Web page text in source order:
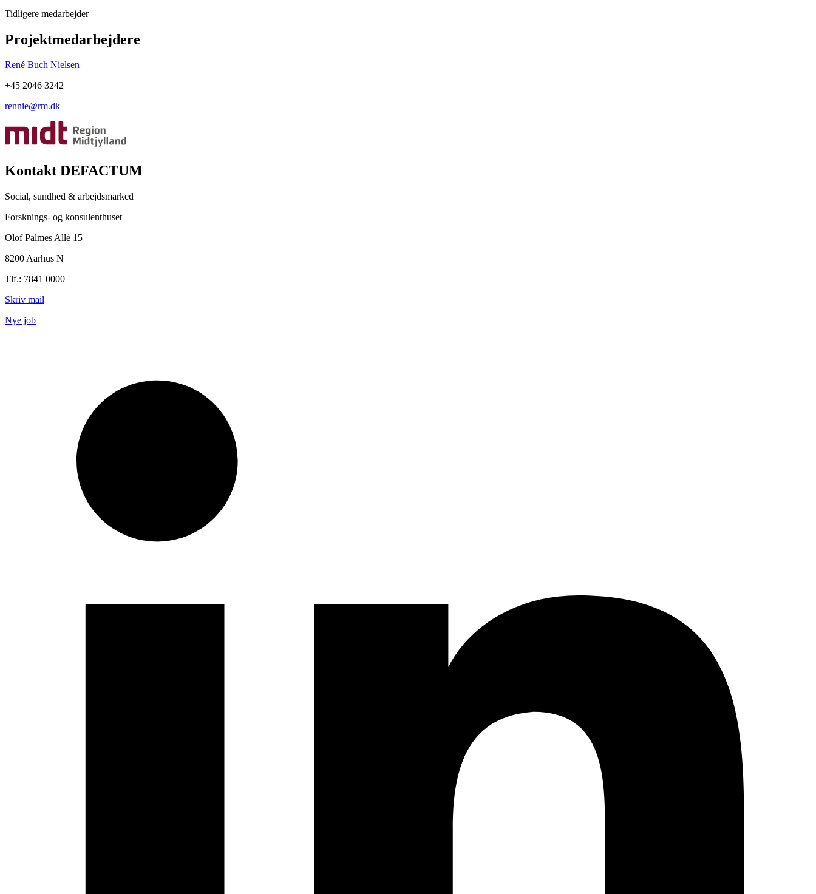
Tidligere medarbejder
Projektmedarbejdere
René Buch Nielsen
+45 2046 3242
rennie@rm.dk
Kontakt DEFACTUM
Social, sundhed & arbejdsmarked
Forsknings- og konsulenthuset
Olof Palmes Allé 15
8200 Aarhus N
Tlf.: 7841 0000
Skriv mail
Nye job